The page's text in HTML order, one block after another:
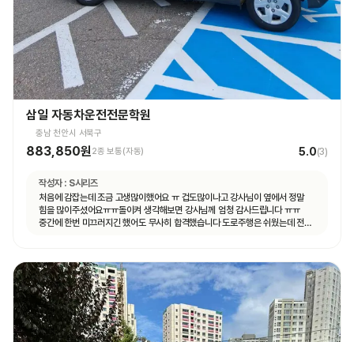
삼일 자동차운전전문학원
충남 천안시 서북구
883,850원2종 보통(자동) 5.0(3)
작성자 : S시리즈
처음에 감잡는데 조금 고생많이했어요 ㅠ 겁도많이나고 강사님이 옆에서 정말
힘을 많이주셨어요ㅠㅠ돌이켜 생각해보면 강사님께 엄청 감사드립니다 ㅠㅠ
중간에 한번 미끄러지긴 했어도 무사히 합격했습니다 도로주행은 쉬웠는데 전